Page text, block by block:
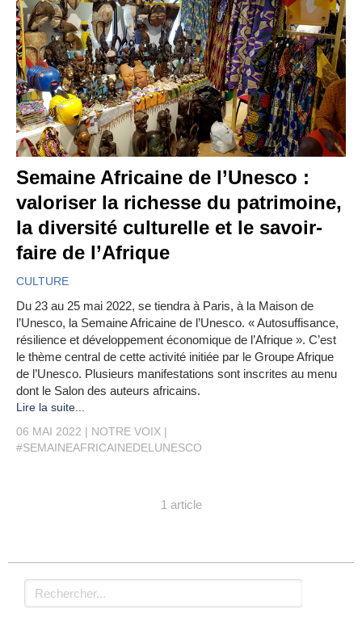
Semaine Africaine de l’Unesco :
valoriser la richesse du patrimoine,
la diversité culturelle et le savoir-
faire de l’Afrique
CULTURE
Du 23 au 25 mai 2022, se tiendra à Paris, à la Maison de
l’Unesco, la Semaine Africaine de l’Unesco. « Autosuffisance,
résilience et développement économique de l’Afrique ». C’est
le thème central de cette activité initiée par le Groupe Afrique
de l’Unesco. Plusieurs manifestations sont inscrites au menu
dont le Salon des auteurs africains.
Lire la suite...
06 MAI 2022
NOTRE VOIX
#SEMAINEAFRICAINEDELUNESCO
1 article
Rechercher